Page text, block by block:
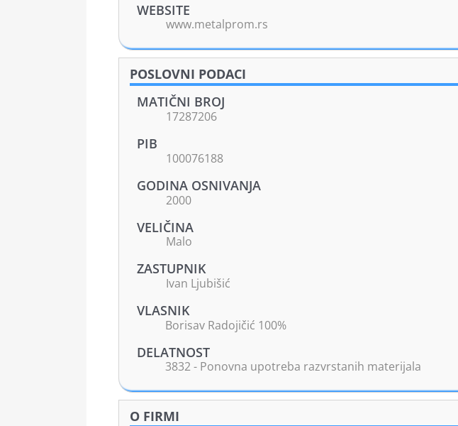
WEBSITE
www.metalprom.rs
POSLOVNI PODACI
MATIČNI BROJ
17287206
PIB
100076188
GODINA OSNIVANJA
2000
VELIČINA
Malo
ZASTUPNIK
Ivan Ljubišić
VLASNIK
Borisav Radojičić 100%
DELATNOST
3832 - Ponovna upotreba razvrstanih materijala
O FIRMI